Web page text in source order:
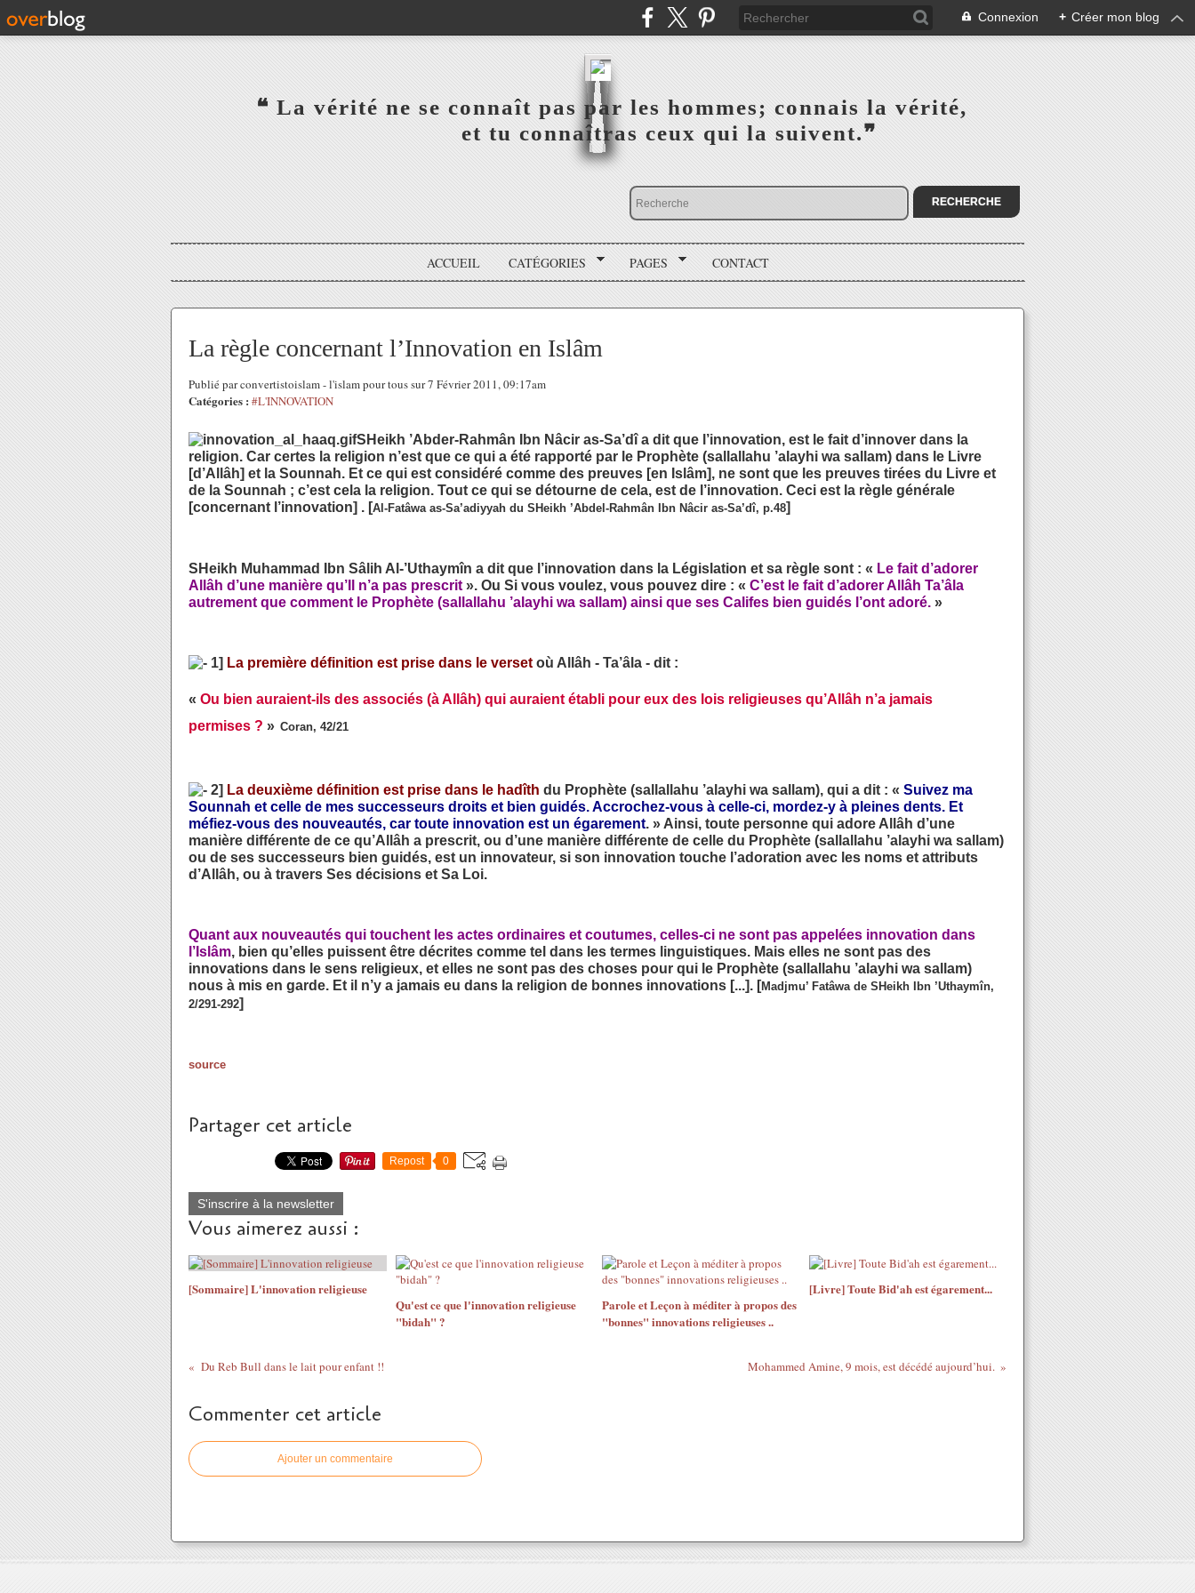
Connexion + Créer mon blog
‎ ‎ ‎ ‎ ‎ ‎ ‎ ‎ ‎ ‎ ‎ ‎ ‎❝ La vérité ne se connaît pas par les hommes; connais la vérité,‎ ‎ ‎ ‎ ‎ ‎ ‎ ‎ ‎
‎ ‎ ‎ ‎ ‎ ‎ ‎ ‎ ‎ ‎ ‎ ‎ ‎ ‎ ‎ ‎ ‎ ‎ ‎ ‎ et tu connaîtras ceux qui la suivent.❞
ACCUEIL CATÉGORIES PAGES CONTACT
La règle concernant l’Innovation en Islâm
Publié par convertistoislam - l'islam pour tous sur 7 Février 2011, 09:17am
Catégories : #L'INNOVATION
SHeikh ’Abder-Rahmân Ibn Nâcir as-Sa’dî a dit que l’innovation, est le fait d’innover dans la
religion. Car certes la religion n’est que ce qui a été rapporté par le Prophète (sallallahu ’alayhi wa sallam) dans le Livre
[d’Allâh] et la Sounnah. Et ce qui est considéré comme des preuves [en Islâm], ne sont que les preuves tirées du Livre et
de la Sounnah ; c’est cela la religion. Tout ce qui se détourne de cela, est de l’innovation. Ceci est la règle générale
[concernant l’innovation] . [Al-Fatâwa as-Sa’adiyyah du SHeikh ’Abdel-Rahmân Ibn Nâcir as-Sa’dî, p.48]
SHeikh Muhammad Ibn Sâlih Al-’Uthaymîn a dit que l’innovation dans la Législation et sa règle sont : « Le fait d’adorer
Allâh d’une manière qu’Il n’a pas prescrit ». Ou Si vous voulez, vous pouvez dire : « C’est le fait d’adorer Allâh Ta’âla
autrement que comment le Prophète (sallallahu ’alayhi wa sallam) ainsi que ses Califes bien guidés l’ont adoré. »
1] La première définition est prise dans le verset où Allâh - Ta’âla - dit :
« Ou bien auraient-ils des associés (à Allâh) qui auraient établi pour eux des lois religieuses qu’Allâh n’a jamais
permises ? » Coran, 42/21
2] La deuxième définition est prise dans le hadîth du Prophète (sallallahu ’alayhi wa sallam), qui a dit : « Suivez ma
Sounnah et celle de mes successeurs droits et bien guidés. Accrochez-vous à celle-ci, mordez-y à pleines dents. Et
méfiez-vous des nouveautés, car toute innovation est un égarement. » Ainsi, toute personne qui adore Allâh d’une
manière différente de ce qu’Allâh a prescrit, ou d’une manière différente de celle du Prophète (sallallahu ’alayhi wa sallam)
ou de ses successeurs bien guidés, est un innovateur, si son innovation touche l’adoration avec les noms et attributs
d’Allâh, ou à travers Ses décisions et Sa Loi.
Quant aux nouveautés qui touchent les actes ordinaires et coutumes, celles-ci ne sont pas appelées innovation dans
l’Islâm, bien qu’elles puissent être décrites comme tel dans les termes linguistiques. Mais elles ne sont pas des
innovations dans le sens religieux, et elles ne sont pas des choses pour qui le Prophète (sallallahu ’alayhi wa sallam)
nous à mis en garde. Et il n’y a jamais eu dans la religion de bonnes innovations [...]. [Madjmu’ Fatâwa de SHeikh Ibn ’Uthaymîn,
2/291-292]
source
Partager cet article
Repost 0
S'inscrire à la newsletter
Vous aimerez aussi :
[Sommaire] L'innovation religieuse
Qu'est ce que l'innovation religieuse
"bidah" ?
Parole et Leçon à méditer à propos des
"bonnes" innovations religieuses ..
[Livre] Toute Bid'ah est égarement...
Du Reb Bull dans le lait pour enfant !! Mohammed Amine, 9 mois, est décédé aujourd’hui.
Commenter cet article
Ajouter un commentaire